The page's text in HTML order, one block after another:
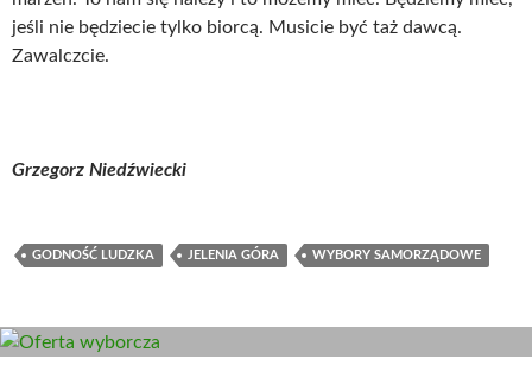
jeśli nie będziecie tylko biorcą. Musicie być taż dawcą.
Zawalczcie.
Grzegorz Niedźwiecki
GODNOŚĆ LUDZKA JELENIA GÓRA WYBORY SAMORZĄDOWE